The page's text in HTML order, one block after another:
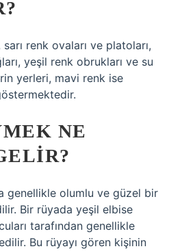
sarı renk ovaları ve platoları,
yeşil renk obrukları ve su
yerleri, mavi renk ise
NE
genellikle olumlu ve güzel bir
Bir rüyada yeşil elbise
tarafından genellikle
Bu rüyayı gören kişinin